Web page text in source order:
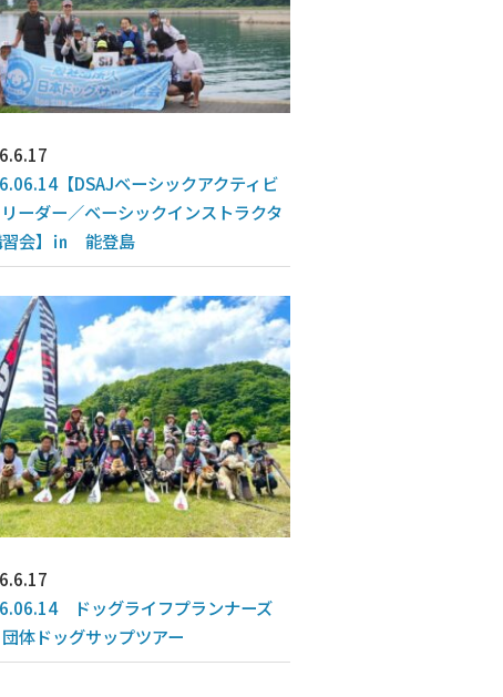
【DSAJベーシックアクティビ
ーダー／ベーシックインストラクタ
習会】㏌ 能登島
ドッグライフプランナーズ
体ドッグサップツアー